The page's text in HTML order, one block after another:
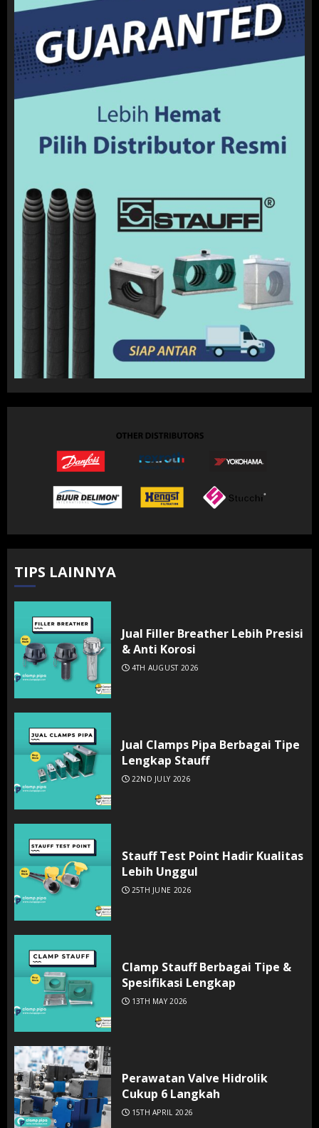
TIPS LAINNYA
Jual Filler Breather Lebih Presisi
& Anti Korosi
4TH AUGUST 2026
Jual Clamps Pipa Berbagai Tipe
Lengkap Stauff
22ND JULY 2026
Stauff Test Point Hadir Kualitas
Lebih Unggul
25TH JUNE 2026
Clamp Stauff Berbagai Tipe &
Spesifikasi Lengkap
13TH MAY 2026
Perawatan Valve Hidrolik
Cukup 6 Langkah
15TH APRIL 2026